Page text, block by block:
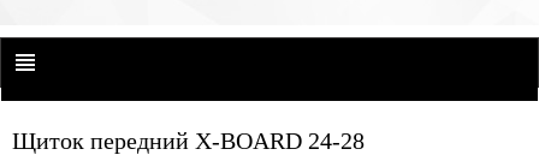
Щиток передний X-BOARD 24-28